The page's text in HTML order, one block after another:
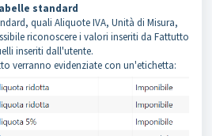
standard
quali Aliquote IVA, Unità di Misura,
riconoscere i valori inseriti da Fattutto
inseriti dall'utente.
verranno evidenziate con un'etichetta: